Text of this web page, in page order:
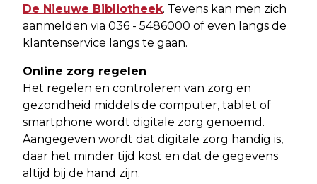
De Nieuwe Bibliotheek. Tevens kan men zich
aanmelden via 036 - 5486000 of even langs de
klantenservice langs te gaan.
Online zorg regelen
Het regelen en controleren van zorg en
gezondheid middels de computer, tablet of
smartphone wordt digitale zorg genoemd.
Aangegeven wordt dat digitale zorg handig is,
daar het minder tijd kost en dat de gegevens
altijd bij de hand zijn.